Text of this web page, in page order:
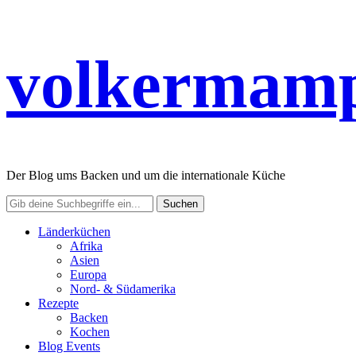
Der Blog ums Backen und um die internationale Küche
Länderküchen
Afrika
Asien
Europa
Nord- & Südamerika
Rezepte
Backen
Kochen
Blog Events